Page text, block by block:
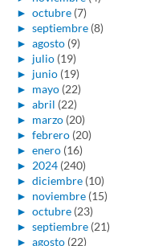
► octubre (7)
► septiembre (8)
► agosto (9)
► julio (19)
► junio (19)
► mayo (22)
► abril (22)
► marzo (20)
► febrero (20)
► enero (16)
► 2024 (240)
► diciembre (10)
► noviembre (15)
► octubre (23)
► septiembre (21)
► agosto (22)